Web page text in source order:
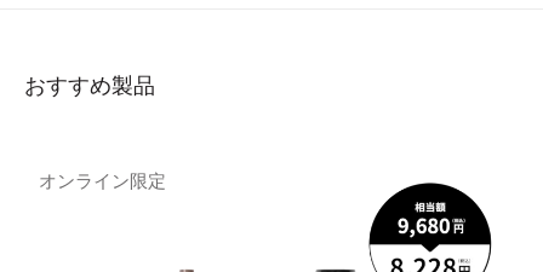
おすすめ製品
オンライン限定